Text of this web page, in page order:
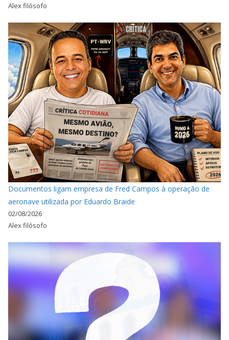
Alex filósofo
Documentos ligam empresa de Fred Campos à operação de
aeronave utilizada por Eduardo Braide
02/08/2026
Alex filósofo